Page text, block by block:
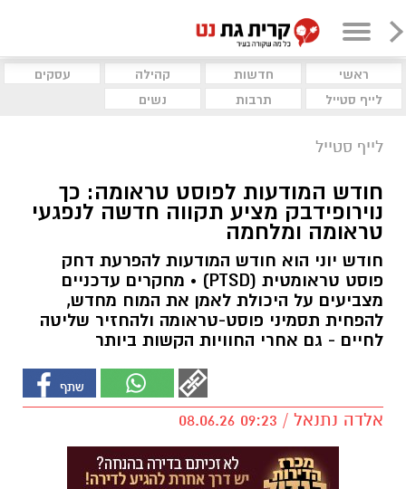
ראשי חדשות קהילה
עסקים
לייף סטייל
תרבות נשים
לייף סטייל
חודש המודעות לפוסט טראומה: כך
נוירופידבק מציע תקווה חדשה לנפגעי
טראומה ומלחמה
חודש יוני הוא חודש המודעות להפרעת דחק
פוסט טראומטית (PTSD) • מחקרים עדכניים
מצביעים על היכולת לאמן את המוח מחדש,
להפחית תסמיני פוסט-טראומה ולהחזיר שליטה
לחיים - גם אחרי החוויות הקשות ביותר
אלדה נתנאל / 09:23 08.06.26